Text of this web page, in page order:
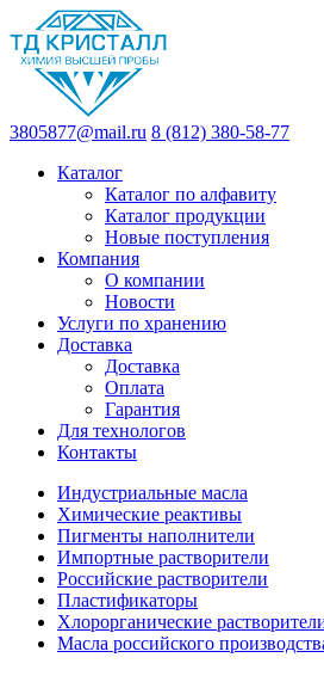
3805877@mail.ru 8 (812) 380-58-77
Каталог
Каталог по алфавиту
Каталог продукции
Новые поступления
Компания
О компании
Новости
Услуги по хранению
Доставка
Доставка
Оплата
Гарантия
Для технологов
Контакты
Индустриальные масла
Химические реактивы
Пигменты наполнители
Импортные растворители
Российские растворители
Пластификаторы
Хлорорганические
Масла российского